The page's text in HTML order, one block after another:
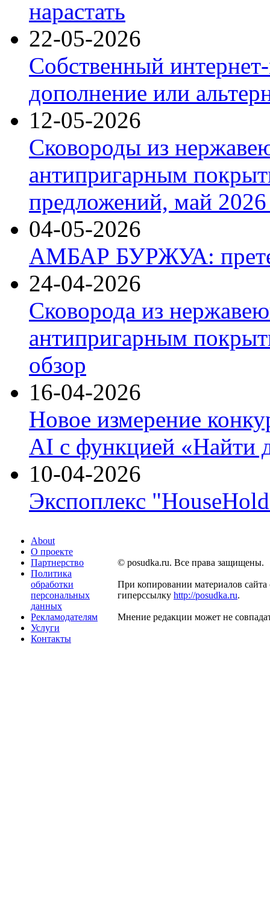
нарастать
22-05-2026
Собственный
дополнение или
12-05-2026
Сковороды из
антипригарным
предложений, май 2026
04-05-2026
АМБАР БУРЖУА:
24-04-2026
Сковорода из
антипригарным
обзор
16-04-2026
Новое измерение
AI с функцией «Найти
10-04-2026
Экспоплекс
About
О проекте
Партнерство
Политика
обработки
персональных
данных
Рекламодателям
Услуги
Контакты
© posudka.ru. Все права защищены.
При копировании материалов сайта
гиперссылку http://posudka.ru.
Мнение редакции может не